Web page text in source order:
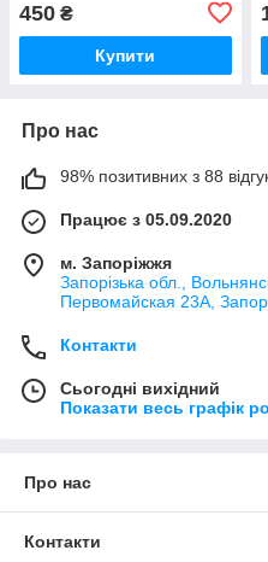
A2219700125
450 ₴
Купити
Про нас
98% позитивних з 88
Працює з 05.09.2020
м. Запоріжжя
Запорізька обл.,
Первомайская 23А,
Контакти
Сьогодні вихідний
Показати весь графік
Про нас
Контакти